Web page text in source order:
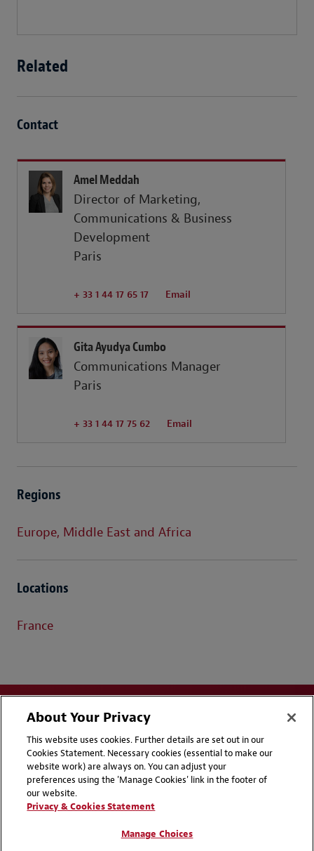
Related
Contact
Amel Meddah
Director of Marketing,
Communications & Business
Development
Paris
+ 33 1 44 17 65 17 Email
Gita Ayudya Cumbo
Communications Manager
Paris
+ 33 1 44 17 75 62 Email
Regions
Europe, Middle East and Africa
Locations
France
Disclaimers
Privacy & Cookies Statement
Cookie Preferences
About Your Privacy
This website uses cookies. Further details are set out in our
Cookies Statement. Necessary cookies (essential to make our
website work) are always on. You can adjust your
preferences using the 'Manage Cookies' link in the footer of
our website.
Privacy & Cookies Statement
Manage Choices